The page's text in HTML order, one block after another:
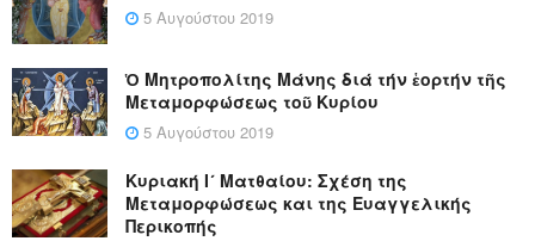
5 Αυγούστου 2019
Ὁ Μητροπολίτης Μάνης διά τήν ἑορτήν τῆς
Μεταμορφώσεως τοῦ Κυρίου
5 Αυγούστου 2019
Κυριακή Ι´ Ματθαίου: Σχέση της
Μεταμορφώσεως και της Ευαγγελικής
Περικοπής